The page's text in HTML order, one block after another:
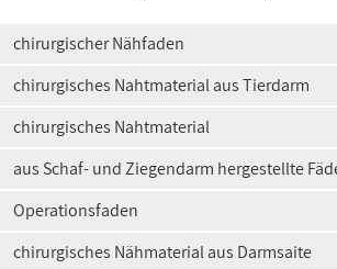
chirurgischer Nähfaden
chirurgisches Nahtmaterial aus Tierdarm
chirurgisches Nahtmaterial
aus Schaf- und Ziegendarm hergestellte
Operationsfaden
chirurgisches Nähmaterial aus Darmsaite